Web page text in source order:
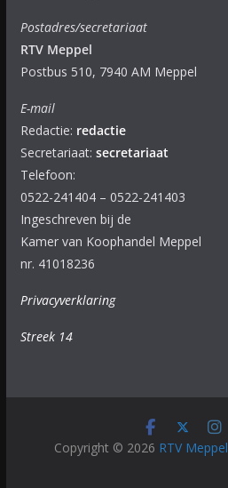
Postadres/secretariaat
RTV Meppel
Postbus 510, 7940 AM Meppel
E-mail
Redactie: redactie
Secretariaat: secretariaat
Telefoon:
0522-241404 – 0522-241403
Ingeschreven bij de
Kamer van Koophandel Meppel
nr. 41018236
Privacyverklaring
Streek 14
Copyright © 2026 RTV Meppel